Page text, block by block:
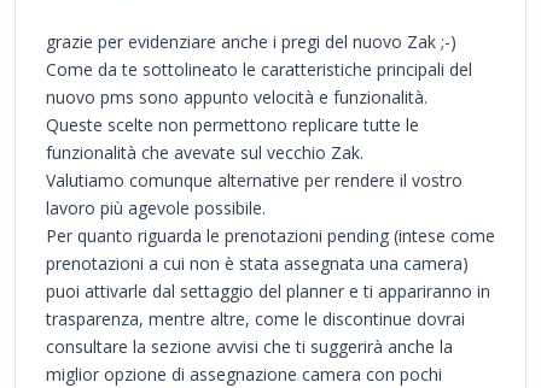
grazie per evidenziare anche i pregi del nuovo Zak ;-)
Come da te sottolineato le caratteristiche principali del
nuovo pms sono appunto velocità e funzionalità.
Queste scelte non permettono replicare tutte le
funzionalità che avevate sul vecchio Zak.
Valutiamo comunque alternative per rendere il vostro
lavoro più agevole possibile.
Per quanto riguarda le prenotazioni pending (intese come
prenotazioni a cui non è stata assegnata una camera)
puoi attivarle dal settaggio del planner e ti appariranno in
trasparenza, mentre altre, come le discontinue dovrai
consultare la sezione avvisi che ti suggerirà anche la
miglior opzione di assegnazione camera con pochi